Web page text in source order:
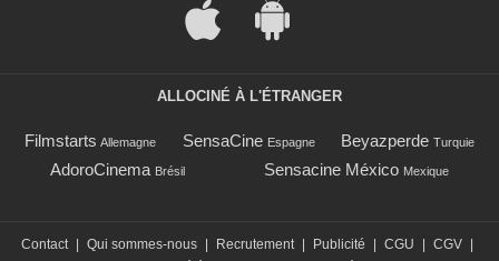
ALLOCINÉ À L'ÉTRANGER
Filmstarts Allemagne SensaCine Espagne Beyazperde Turquie
AdoroCinema Brésil Sensacine México Mexique
Contact Qui sommes-nous Recrutement Publicité CGU CGV